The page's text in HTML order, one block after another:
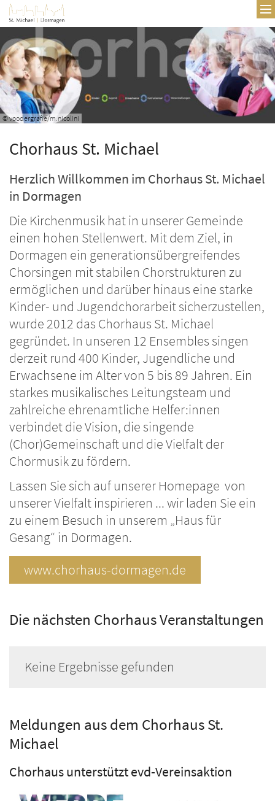
Zum Inhalt springen
© voodergrafie/m.nicolini
Chorhaus St. Michael
Herzlich Willkommen im Chorhaus St. Michael
in Dormagen
Die Kirchenmusik hat in unserer Gemeinde
einen hohen Stellenwert. Mit dem Ziel, in
Dormagen ein generationsübergreifendes
Chorsingen mit stabilen Chorstrukturen zu
ermöglichen und darüber hinaus eine starke
Kinder- und Jugendchorarbeit sicherzustellen,
wurde 2012 das Chorhaus St. Michael
gegründet. In unseren 12 Ensembles singen
derzeit rund 400 Kinder, Jugendliche und
Erwachsene im Alter von 5 bis 89 Jahren. Ein
starkes musikalisches Leitungsteam und
zahlreiche ehrenamtliche Helfer:innen
verbindet die Vision, die singende
(Chor)Gemeinschaft und die Vielfalt der
Chormusik zu fördern.
Lassen Sie sich auf unserer Homepage von
unserer Vielfalt inspirieren ... wir laden Sie ein
zu einem Besuch in unserem „Haus für
Gesang“ in Dormagen.
www.chorhaus-dormagen.de
Die nächsten Chorhaus Veranstaltungen
Keine Ergebnisse gefunden
Meldungen aus dem Chorhaus St.
Michael
Chorhaus unterstützt evd-Vereinsaktion